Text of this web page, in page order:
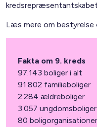
Læs mere om bestyrelse
Fakta om 9. kreds
97.143 boliger i alt
91.802 familieboliger
2.284 ældreboliger
3.057 ungdomsboliger
80 boligorganisationer